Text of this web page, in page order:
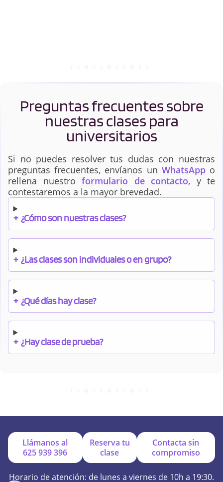
Preguntas frecuentes sobre
nuestras clases para
universitarios
Si no puedes resolver tus dudas con nuestras
preguntas frecuentes, envíanos un WhatsAppo
rellena nuestro formulario de contacto, y te
contestaremos a la mayor brevedad.
+ ¿Cómo son nuestras clases?
+ ¿Las clases son individuales o en grupo?
+ ¿Qué días hay clase?
+ ¿Hay clase de prueba?
+ ¿Por qué online?
Llámanos al
625 939 396
Reserva tu
clase
Contacta sin
compromiso
Horario de atención: de lunes a viernes de 10h a 19:30.